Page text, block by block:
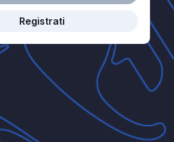
Registrati